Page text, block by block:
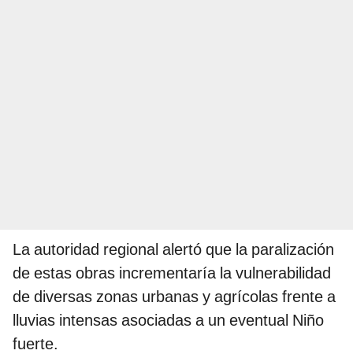
La autoridad regional alertó que la paralización
de estas obras incrementaría la vulnerabilidad
de diversas zonas urbanas y agrícolas frente a
lluvias intensas asociadas a un eventual Niño
fuerte.